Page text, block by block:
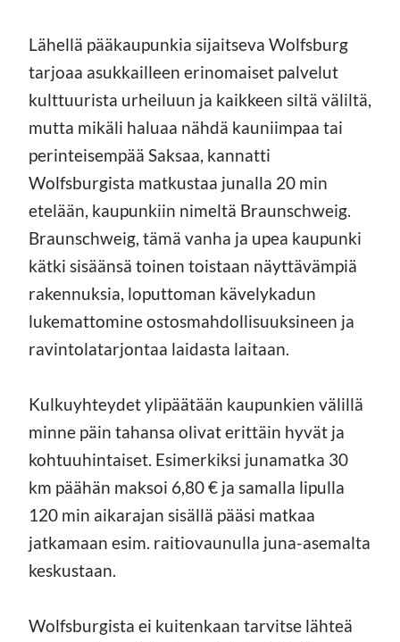
Lähellä pääkaupunkia sijaitseva Wolfsburg
tarjoaa asukkailleen erinomaiset palvelut
kulttuurista urheiluun ja kaikkeen siltä väliltä,
mutta mikäli haluaa nähdä kauniimpaa tai
perinteisempää Saksaa, kannatti
Wolfsburgista matkustaa junalla 20 min
etelään, kaupunkiin nimeltä Braunschweig.
Braunschweig, tämä vanha ja upea kaupunki
kätki sisäänsä toinen toistaan näyttävämpiä
rakennuksia, loputtoman kävelykadun
lukemattomine ostosmahdollisuuksineen ja
ravintolatarjontaa laidasta laitaan.
Kulkuyhteydet ylipäätään kaupunkien välillä
minne päin tahansa olivat erittäin hyvät ja
kohtuuhintaiset. Esimerkiksi junamatka 30
km päähän maksoi 6,80 € ja samalla lipulla
120 min aikarajan sisällä pääsi matkaa
jatkamaan esim. raitiovaunulla juna-asemalta
keskustaan.
Wolfsburgista ei kuitenkaan tarvitse lähteä